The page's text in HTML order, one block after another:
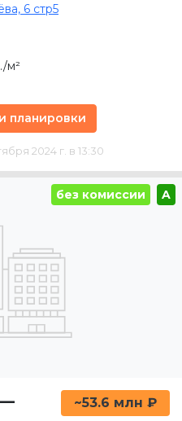
6 стр5
м²
планировки
2024 г. в 13:30
без комиссии A
~53.6 млн ₽